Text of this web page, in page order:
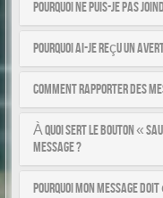
Pourquoi ne puis-je pas
Pourquoi ai-je reçu un
Comment rapporter des
À quoi sert le bouton «
message ?
Pourquoi mon message